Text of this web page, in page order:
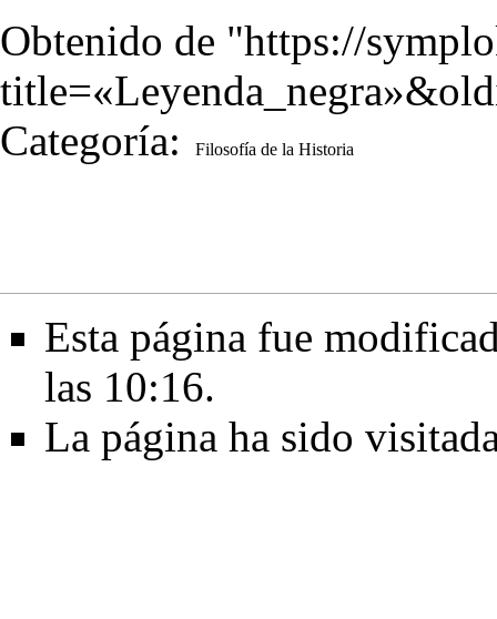
Obtenido de "https://
Categoría: Filosofía de la Historia
Esta página fue
las 10:16.
La página ha sido